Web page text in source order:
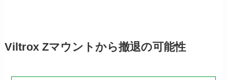
Viltrox Zマウントから撤退の可能性